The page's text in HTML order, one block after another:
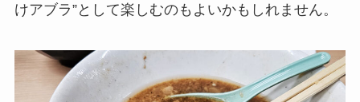
けアブラ”として楽しむのもよいかもしれません。